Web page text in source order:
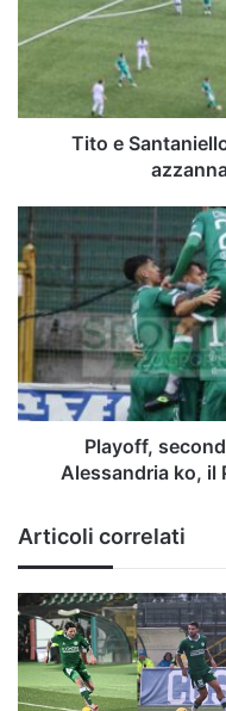
Sud
lupi
azzannanoTito e
secondo
turno
Fase
Nazionale
Alessandria
ko,
il
“vede”
Playoff,
Alessandria ko, il
Articoli correlati